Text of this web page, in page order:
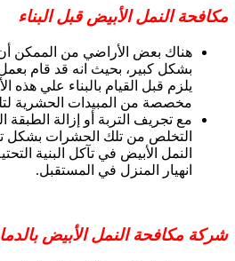
مكافحة النمل الأبيض قبل البناء
هناك بعض الأراضي من الممكن أن
بشكل كبير، بحيث انه قد قام
يلزم قبل القيام بالبناء علي هذه
مخصصة من المبيدات الحشرية
مع تجريف التربة أو إزالة الطبقة
التخلص من تلك الحشرات بشكل
النمل الأبيض في تآكل البنية
انهيار المنزل في المستقبل.
شركة مكافحة النمل الأبيض